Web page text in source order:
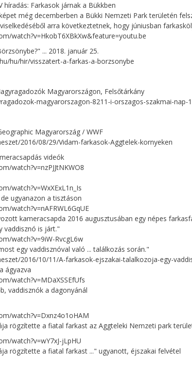
híradás: Farkasok járnak a Bükkben
még decemberben a Bükki Nemzeti Park területén
arra következtetnek, hogy júniusban
watch?v=HkobT6XBkXw&feature=youtu.be
... 2018. január 25.
hu/hir/visszatert-a-farkas-a-borzsonybe
Magyarországon, Felsőtárkány
magyarorszagon-8211-i-orszagos-szakmai-nap-
Magyarország / WWF
2016/08/29/Vidam-farkasok-Aggtelek-kornyeken
videók
watch?v=nzPJJtNKWO8
watch?v=WxXExL1n_Is
ugyanazon a tisztáson
watch?v=nAFRWL6GqUE
kameracsapda 2016 augusztusában egy népes
vaddisznó is járt."
watch?v=9iW-RvcgL6w
egy vaddisznóval való ... találkozás során."
2016/10/11/A-farkasok-ejszakai-talalkozoja-egy-
ágyazva
watch?v=MDaXSSEfUfs
vaddisznók a dagonyánál
watch?v=Dxnz4o1oHAM
rögzítette a fiatal farkast az Aggteleki Nemzeti park
watch?v=wY7xJ-jLpHU
rögzítette a fiatal farkast ..." ugyanott, éjszakai felvétel